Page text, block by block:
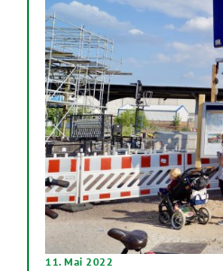
11. Mai 2022